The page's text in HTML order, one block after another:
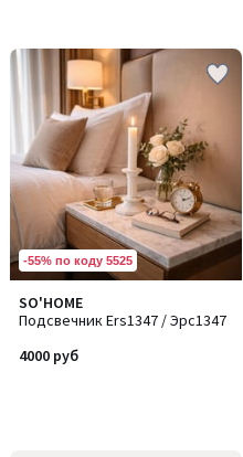
-55% по коду 5525
SO'HOME
Подсвечник Ers1347 / Эрс1347
4000 руб